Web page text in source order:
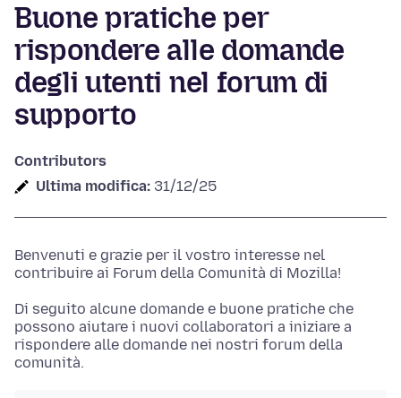
Buone pratiche per
rispondere alle domande
degli utenti nel forum di
supporto
Contributors
Ultima modifica: 31/12/25
Benvenuti e grazie per il vostro interesse nel
contribuire ai Forum della Comunità di Mozilla!
Di seguito alcune domande e buone pratiche che
possono aiutare i nuovi collaboratori a iniziare a
rispondere alle domande nei nostri forum della
comunità.